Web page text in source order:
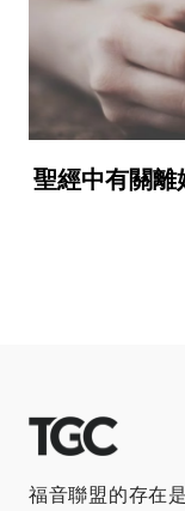
聖經中有關離
福音聯盟的存在